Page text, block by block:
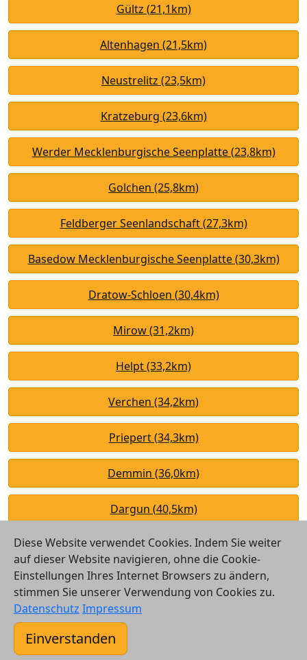
Gültz (21,1km)
Altenhagen (21,5km)
Neustrelitz (23,5km)
Kratzeburg (23,6km)
Werder Mecklenburgische Seenplatte (23,8km)
Golchen (25,8km)
Feldberger Seenlandschaft (27,3km)
Basedow Mecklenburgische Seenplatte (30,3km)
Dratow-Schloen (30,4km)
Mirow (31,2km)
Helpt (33,2km)
Verchen (34,2km)
Priepert (34,3km)
Demmin (36,0km)
Dargun (40,5km)
© 2026 Vergleichsrechner24 GmbH
Kontakt
Diese Website verwendet Cookies. Indem Sie weiter
auf dieser Website navigieren, ohne die Cookie-
Einstellungen Ihres Internet Browsers zu ändern,
stimmen Sie unserer Verwendung von Cookies zu.
Datenschutz Impressum
Einverstanden